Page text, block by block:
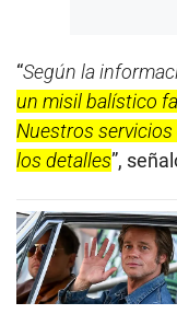
“Según la
un misil balístico
Nuestros
los detalles”,